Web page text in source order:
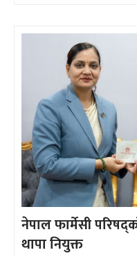
नेपाल फार्मेसी
थापा नियुक्त